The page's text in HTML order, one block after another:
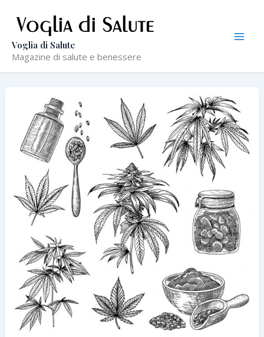
contenuto
Voglia di Salute
Magazine di salute e benessere